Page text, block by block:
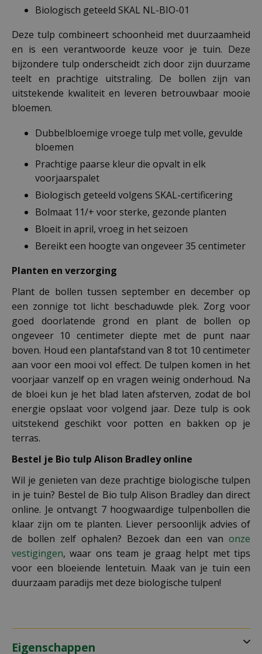
Biologisch geteeld SKAL NL-BIO-01
Deze tulp combineert schoonheid met duurzaamheid
en is een verantwoorde keuze voor je tuin. Deze
bijzondere tulp onderscheidt zich door zijn duurzame
teelt en prachtige uitstraling. De bollen zijn van
uitstekende kwaliteit en leveren betrouwbaar mooie
bloemen.
Dubbelbloemige vroege tulp met volle, gevulde
bloemen
Prachtige paarse kleur die opvalt in elk
voorjaarspalet
Biologisch geteeld volgens SKAL-certificering
Bolmaat 11/+ voor sterke, gezonde planten
Bloeit in april, vroeg in het seizoen
Bereikt een hoogte van ongeveer 35 centimeter
Planten en verzorging
Plant de bollen tussen september en december op
een zonnige tot licht beschaduwde plek. Zorg voor
goed doorlatende grond en plant de bollen op
ongeveer 10 centimeter diepte met de punt naar
boven. Houd een plantafstand van 8 tot 10 centimeter
aan voor een mooi vol effect. De tulpen komen in het
voorjaar vanzelf op en vragen weinig onderhoud. Na
de bloei kun je het blad laten afsterven, zodat de bol
energie opslaat voor volgend jaar. Deze tulp is ook
uitstekend geschikt voor potten en bakken op je
terras.
Bestel je Bio tulp Alison Bradley online
Wil je genieten van deze prachtige biologische tulpen
in je tuin? Bestel de Bio tulp Alison Bradley dan direct
online. Je ontvangt 7 hoogwaardige tulpenbollen die
klaar zijn om te planten. Liever persoonlijk advies of
de bollen zelf ophalen? Bezoek dan een van onze
vestigingen, waar ons team je graag helpt met tips
voor een bloeiende lentetuin. Maak van je tuin een
duurzaam paradijs met deze biologische tulpen!
Eigenschappen